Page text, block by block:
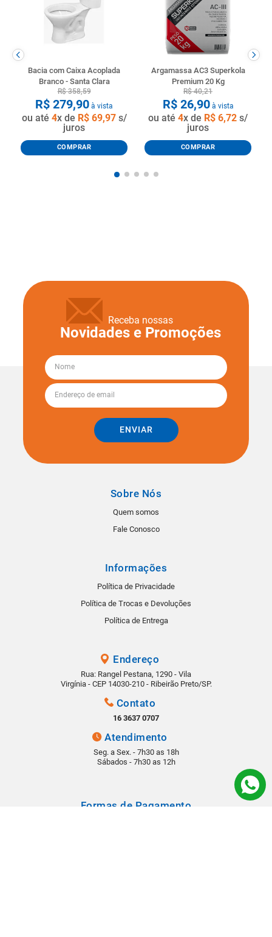
Bacia com Caixa Acoplada
Branco - Santa Clara
R$ 358,59
R$ 279,90 à vista
ou até 4x de R$ 69,97s/
juros
COMPRAR
Argamassa AC3 Superkola
Premium 20 Kg
R$ 40,21
R$ 26,90à vista
ou até 4x de R$ 6,72 s/
juros
COMPRAR
Receba nossas
Novidades e Promoções
ENVIAR
Sobre Nós
Quem somos
Fale Conosco
Informações
Política de Privacidade
Política de Trocas e Devoluções
Política de Entrega
Endereço
Rua: Rangel Pestana, 1290 - Vila
Virgínia - CEP 14030-210 - Ribeirão Preto/SP.
Contato
16 3637 0707
Atendimento
Seg. a Sex. - 7h30 as 18h
Sábados - 7h30 as 12h
Formas de Pagamento